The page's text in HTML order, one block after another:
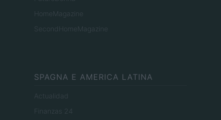
HomeMagazine
SecondHomeMagazine
SPAGNA E AMERICA LATINA
Actualidad
Finanzas 24